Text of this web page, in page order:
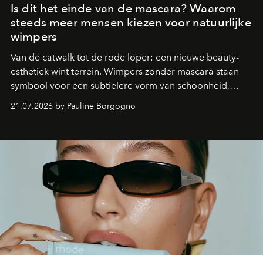
Is dit het einde van de mascara? Waarom
steeds meer mensen kiezen voor natuurlijke
wimpers
Van de catwalk tot de rode loper: een nieuwe beauty-
esthetiek wint terrein. Wimpers zonder mascara staan
symbool voor een subtielere vorm van schoonheid,
aan make-up.
21.07.2026 by Pauline Borgogno